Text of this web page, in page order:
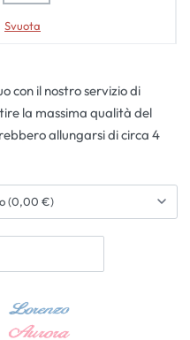
Svuota
con il nostro servizio di
la massima qualità del
allungarsi di circa 4